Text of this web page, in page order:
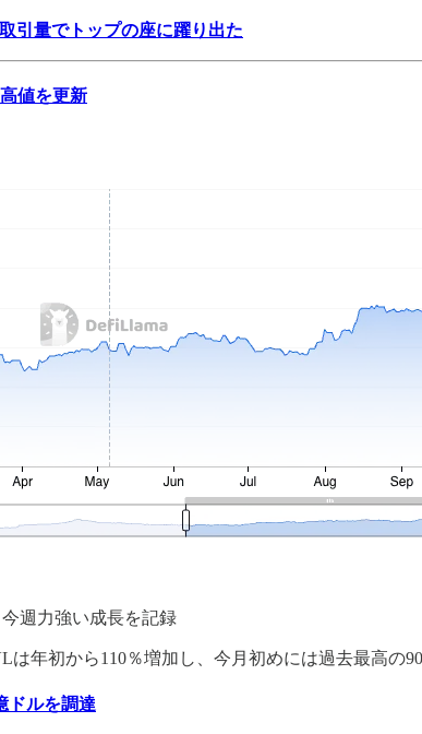
引量でトップの座に躍り出た
値を更新
週力強い成長を記録
は年初から110％増加し、今月初めには過去最高の
ドルを調達